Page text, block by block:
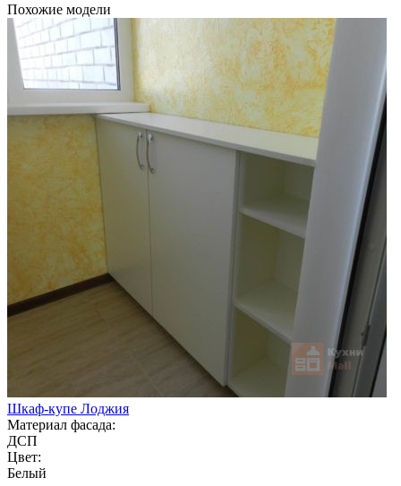
Похожие модели
Шкаф-купе Лоджия
Материал фасада:
ДСП
Цвет:
Белый